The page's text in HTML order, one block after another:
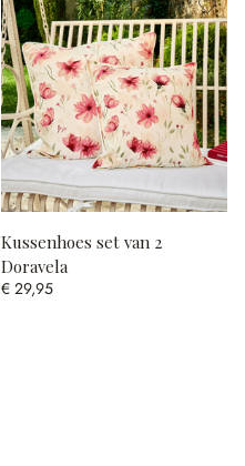
Kussenhoes set van 2
Doravela
€ 29,95